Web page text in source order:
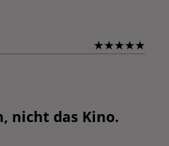
★★★★★
nicht das Kino.